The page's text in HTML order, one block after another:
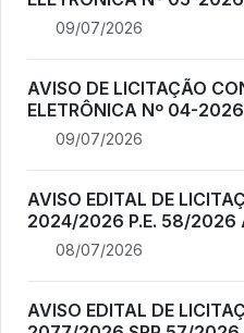
09/07/2026
AVISO DE LICITAÇÃO
ELETRÔNICA Nº 04-2026
09/07/2026
AVISO EDITAL DE
2024/2026 P.E. 58/2026
08/07/2026
AVISO EDITAL DE